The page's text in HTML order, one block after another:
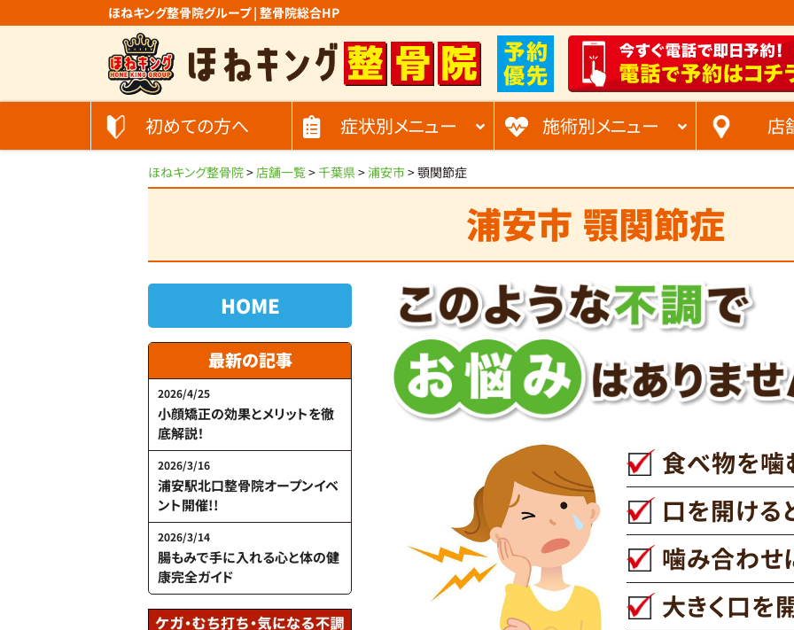
ほねキング整骨院グループ | 整骨院総合HP
初めての方へ 症状別メニュー 施術別メニュー 店
ほねキング整骨院>店舗一覧>千葉県>浦安市>顎関節症
浦安市 顎関節症
食べ物を噛
口を開ける
噛み合わせ
大きく口を
HOME
最新の記事
2026/4/25
小顔矯正の効果とメリットを徹
底解説！
2026/3/16
浦安駅北口整骨院オープンイベ
ント開催!!
2026/3/14
腸もみで手に入れる心と体の健
康完全ガイド